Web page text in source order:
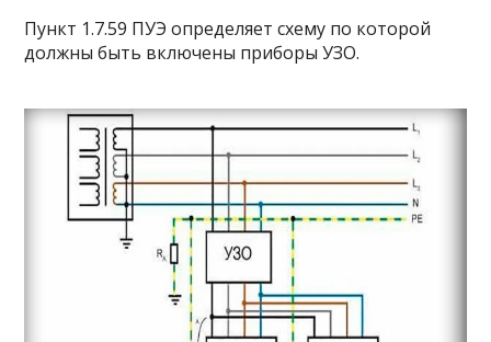
Пункт 1.7.59 ПУЭ определяет схему по которой
должны быть включены приборы УЗО.